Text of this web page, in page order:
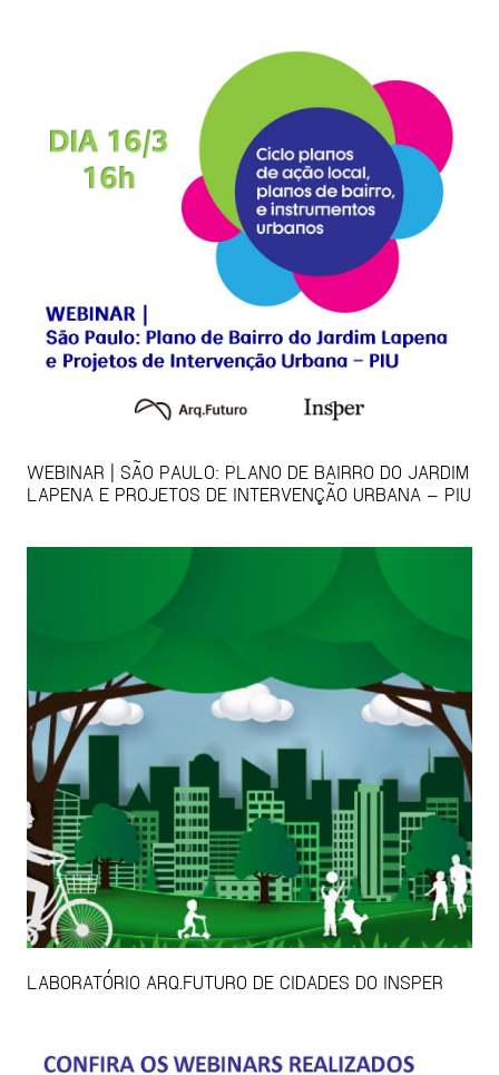
WEBINAR | SÃO PAULO: PLANO DE BAIRRO DO JARDIM
LAPENA E PROJETOS DE INTERVENÇÃO URBANA – PIU
LABORATÓRIO ARQ.FUTURO DE CIDADES DO INSPER